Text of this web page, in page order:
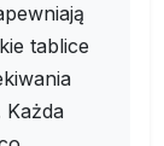
tablice
Każda